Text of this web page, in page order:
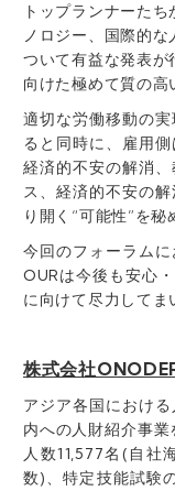
トップランナーた
ノロジー、国際的
ついて有益な発表が
向けた極めて質の高
適切な労働移動の
ると同時に、雇用
経済的不安の解消
ス、経済的不安の
り開く“可能性”を秘
今回のフォーラム
OURは今後も安心
に向けて尽力してま
株式会社
アジア各国におけ
内への人財紹介事
人数11,577名(自社
数)、特定技能試験